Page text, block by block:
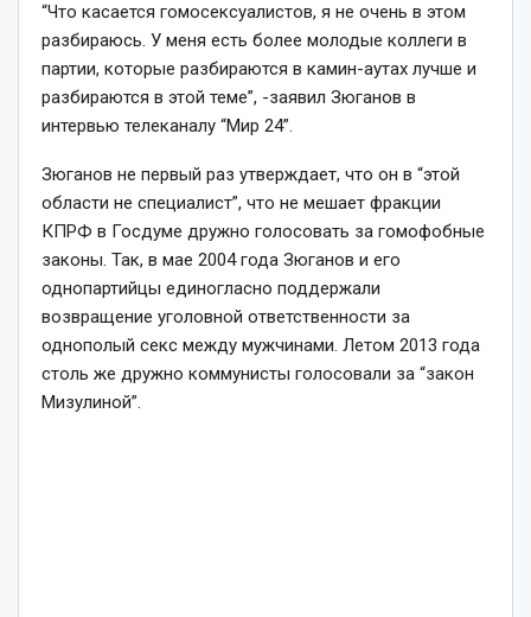
“Что касается гомосексуалистов, я не очень в этом
разбираюсь. У меня есть более молодые коллеги в
партии, которые разбираются в камин-аутах лучше и
разбираются в этой теме”, -заявил Зюганов в
интервью телеканалу “Мир 24”.
Зюганов не первый раз утверждает, что он в “этой
области не специалист”, что не мешает фракции
КПРФ в Госдуме дружно голосовать за гомофобные
законы. Так, в мае 2004 года Зюганов и его
однопартийцы единогласно поддержали
возвращение уголовной ответственности за
однополый секс между мужчинами. Летом 2013 года
столь же дружно коммунисты голосовали за “закон
Мизулиной”.